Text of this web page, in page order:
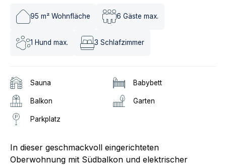
95 m² Wohnfläche 6 Gäste max.
1 Hund max. 3 Schlafzimmer
Sauna Babybett
Balkon Garten
Parkplatz
In dieser geschmackvoll eingerichteten
Oberwohnung mit Südbalkon und elektrischer